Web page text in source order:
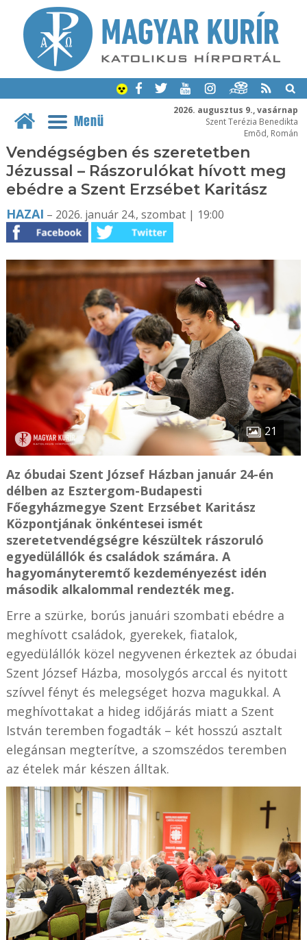
2026. augusztus 9., vasárnap
Szent Terézia Benedikta
Emõd, Román
Menü
Vendégségben és szeretetben
Jézussal – Rászorulókat hívott meg
ebédre a Szent Erzsébet Karitász
HAZAI – 2026. január 24., szombat | 19:00
21
Az óbudai Szent József Házban január 24-én
délben az Esztergom-Budapesti
Főegyházmegye Szent Erzsébet Karitász
Központjának önkéntesei ismét
szeretetvendégségre készültek rászoruló
egyedülállók és családok számára. A
hagyományteremtő kezdeményezést idén
második alkalommal rendezték meg.
Erre a szürke, borús januári szombati ebédre a
meghívott családok, gyerekek, fiatalok,
egyedülállók közel negyvenen érkeztek az óbudai
Szent József Házba, mosolygós arccal és nyitott
szívvel fényt és melegséget hozva magukkal. A
meghívottakat a hideg időjárás miatt a Szent
István teremben fogadták – két hosszú asztalt
elegánsan megterítve, a szomszédos teremben
az ételek már készen álltak.